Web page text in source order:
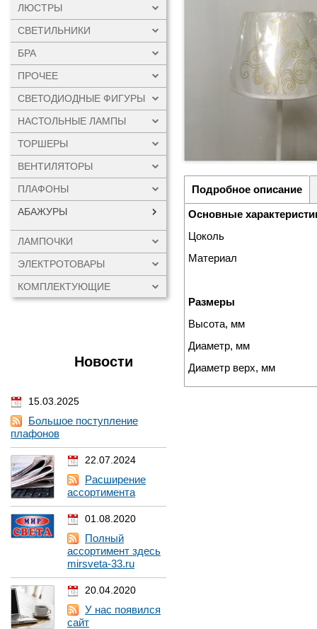
ЛЮСТРЫ
СВЕТИЛЬНИКИ
БРА
ПРОЧЕЕ
СВЕТОДИОДНЫЕ ФИГУРЫ
НАСТОЛЬНЫЕ ЛАМПЫ
ТОРШЕРЫ
ВЕНТИЛЯТОРЫ
ПЛАФОНЫ
АБАЖУРЫ
ЛАМПОЧКИ
ЭЛЕКТРОТОВАРЫ
КОМПЛЕКТУЮЩИЕ
Новости
15.03.2025
Большое поступление
плафонов
22.07.2024
Расширение
ассортимента
01.08.2020
Полный
ассортимент здесь
mirsveta-33.ru
20.04.2020
У нас появился
сайт
Подробное описание
Основные
Цоколь
Материал
Размеры
Высота, мм
Диаметр, мм
Диаметр верх, мм